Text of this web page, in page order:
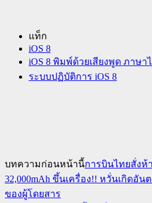
แท็ก
iOS 8
iOS 8 พิมพ์ด้วยเสียงพูด ภาษา
ระบบปฏิบัติการ iOS 8
บทความก่อนหน้านี้การบินไทยสั่งห้
32,000mAh ขึ้นเครื่อง!! หวั่นเกิดอั
ของผู้โดยสาร